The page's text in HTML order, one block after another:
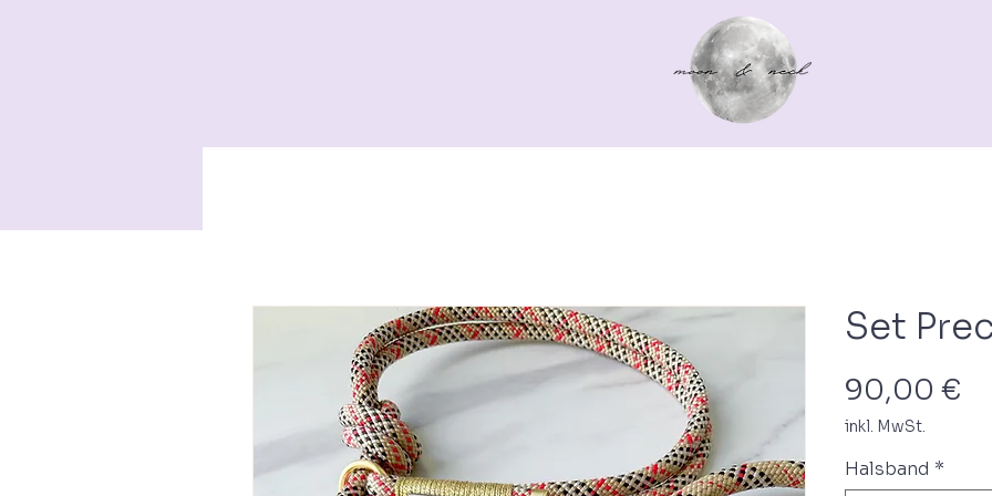
Set
90,00 €
inkl. MwSt.
Halsband *